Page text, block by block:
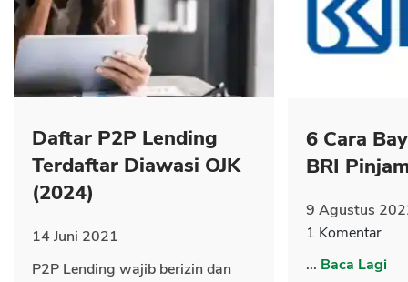
Daftar P2P Lending
Terdaftar Diawasi OJK
(2024)
14 Juni 2021
P2P Lending wajib berizin dan
6 Cara
BRI
9 Agustus
1 Komentar
... Baca Lagi
CANCEL